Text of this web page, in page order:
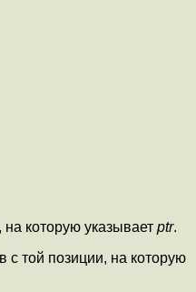
на которую указывает ptr.
с той позиции, на которую